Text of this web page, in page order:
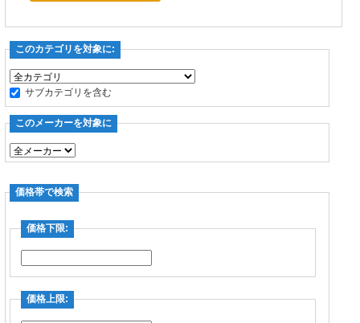
このカテゴリを対象に:
サブカテゴリを含む
このメーカーを対象に
価格帯で検索
価格下限:
価格上限: